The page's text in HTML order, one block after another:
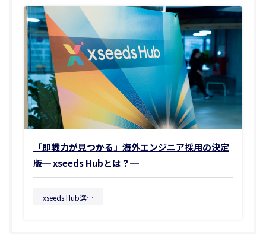
「即戦力が見つかる」海外エンジニア採用の決定
版─ xseeds Hubとは？─
xseeds Hub選考会